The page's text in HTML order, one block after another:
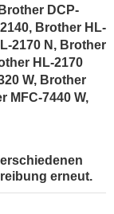
DCP-
Brother HL-
2170 N, Brother
HL-2170
W, Brother
MFC-7440 W,
erneut.